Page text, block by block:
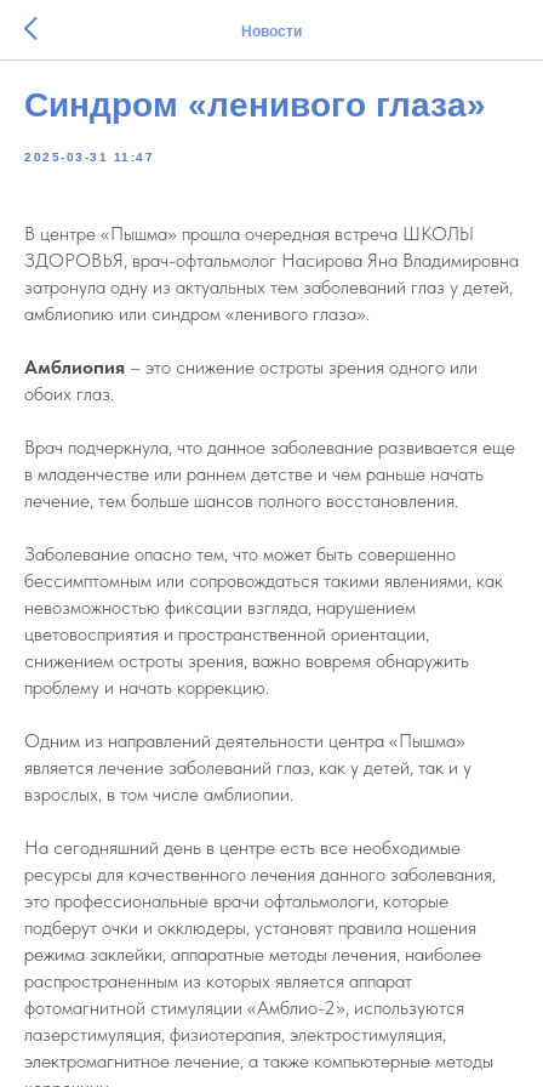
Новости
Синдром «ленивого глаза»
2025-03-31 11:47
В центре «Пышма» прошла очередная встреча ШКОЛЫ
ЗДОРОВЬЯ, врач-офтальмолог Насирова Яна Владимировна
затронула одну из актуальных тем заболеваний глаз у детей,
амблиопию или синдром «ленивого глаза».
Амблиопия – это снижение остроты зрения одного или
обоих глаз.
Врач подчеркнула, что данное заболевание развивается еще
в младенчестве или раннем детстве и чем раньше начать
лечение, тем больше шансов полного восстановления.
Заболевание опасно тем, что может быть совершенно
бессимптомным или сопровождаться такими явлениями, как
невозможностью фиксации взгляда, нарушением
цветовосприятия и пространственной ориентации,
снижением остроты зрения, важно вовремя обнаружить
проблему и начать коррекцию.
Одним из направлений деятельности центра «Пышма»
является лечение заболеваний глаз, как у детей, так и у
взрослых, в том числе амблиопии.
На сегодняшний день в центре есть все необходимые
ресурсы для качественного лечения данного заболевания,
это профессиональные врачи офтальмологи, которые
подберут очки и окклюдеры, установят правила ношения
режима заклейки, аппаратные методы лечения, наиболее
распространенным из которых является аппарат
фотомагнитной стимуляции «Амблио-2», используются
лазерстимуляция, физиотерапия, электростимуляция,
электромагнитное лечение, а также компьютерные методы